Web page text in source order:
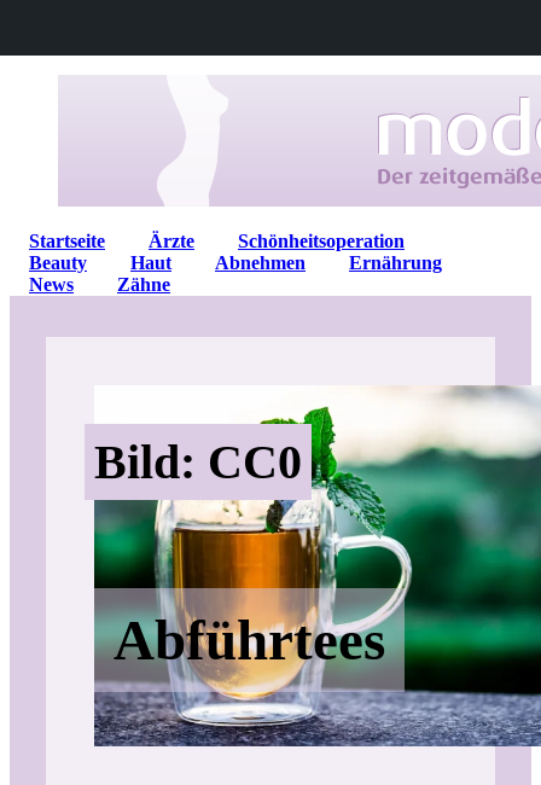
Startseite Ärzte
Schönheitsoperation
Beauty
Haut Abnehmen
Ernährung
News
Zähne
Bild: CC0
Abführtees